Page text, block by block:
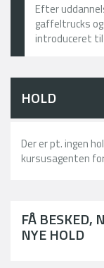
Efter
gaffeltrucks
introduceret
HOLD
Der er pt. ingen
kursusagenten
FÅ BESKED,
NYE HOLD